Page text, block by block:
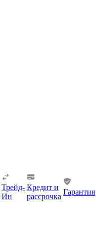
Трейд-
Ин
Кредит и
рассрочка
Гарантия